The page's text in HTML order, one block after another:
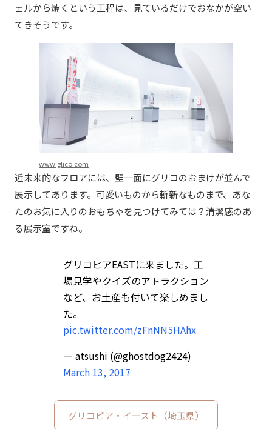
ェルから焼くという工程は、見ているだけでおなかが空い
てきそうです。
www.glico.com
近未来的なフロアには、壁一面にグリコのおまけが並んで
展示してあります。可愛いものから斬新なものまで、あな
たのお気に入りのおもちゃを見つけてみては？清潔感のあ
る展示室ですね。
グリコピアEASTに来ました。工
場見学やクイズのアトラクション
など、お土産も付いて楽しめまし
た。
pic.twitter.com/zFnNN5HAhx
— atsushi (@ghostdog2424)
March 13, 2017
グリコピア・イースト（埼玉県）